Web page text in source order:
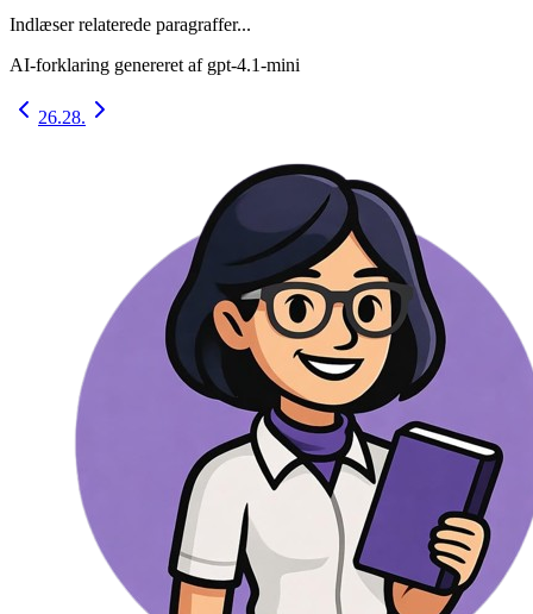
Indlæser relaterede paragraffer...
AI-forklaring genereret af gpt-4.1-mini
26.28.